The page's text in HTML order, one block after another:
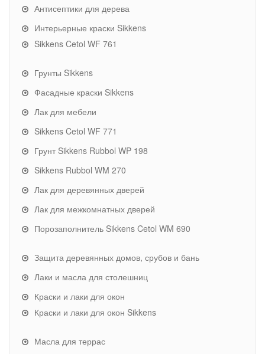
Антисептики для дерева
Интерьерные краски Sikkens
Sikkens Cetol WF 761
Грунты Sikkens
Фасадные краски Sikkens
Лак для мебели
Sikkens Cetol WF 771
Грунт Sikkens Rubbol WP 198
Sikkens Rubbol WM 270
Лак для деревянных дверей
Лак для межкомнатных дверей
Порозаполнитель Sikkens Cetol WM 690
Защита деревянных домов, срубов и бань
Лаки и масла для столешниц
Краски и лаки для окон
Краски и лаки для окон Sikkens
Масла для террас